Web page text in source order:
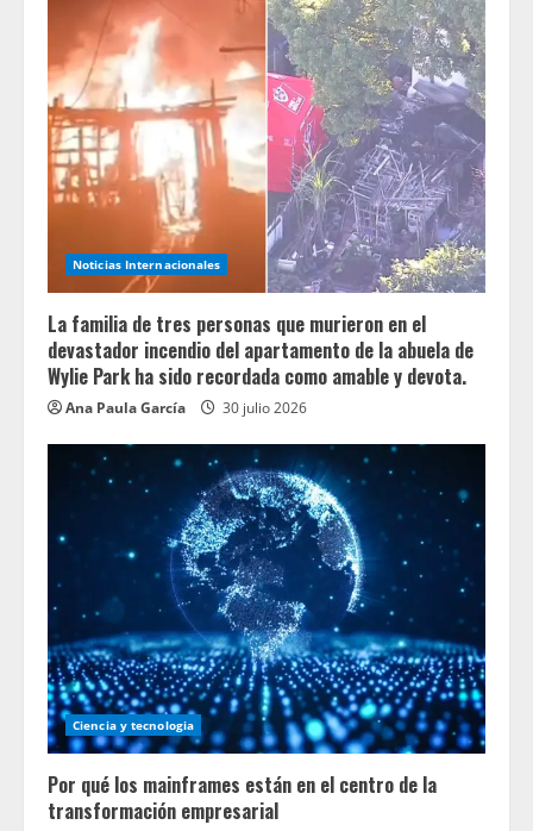
Noticias Internacionales
La familia de tres personas que murieron en el
devastador incendio del apartamento de la abuela de
Wylie Park ha sido recordada como amable y devota.
Ana Paula García 30 julio 2026
Ciencia y tecnologia
Por qué los mainframes están en el centro de la
transformación empresarial